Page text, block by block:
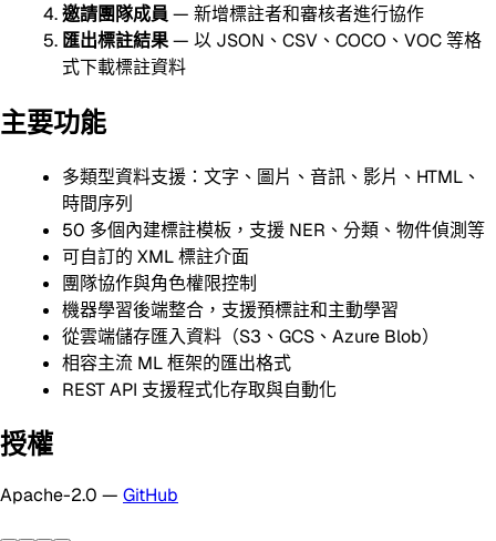
邀請團隊成員 — 新增標註者和審核者進行協作
匯出標註結果— 以 JSON、CSV、COCO、VOC 等格
式下載標註資料
主要功能
多類型資料支援：文字、圖片、音訊、影片、HTML、
時間序列
50 多個內建標註模板，支援 NER、分類、物件偵測等
可自訂的 XML 標註介面
團隊協作與角色權限控制
機器學習後端整合，支援預標註和主動學習
從雲端儲存匯入資料（S3、GCS、Azure Blob）
相容主流 ML 框架的匯出格式
REST API 支援程式化存取與自動化
授權
Apache-2.0 — GitHub